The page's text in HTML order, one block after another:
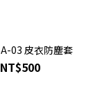
SPRS BA-03 皮衣防塵套
NT$500